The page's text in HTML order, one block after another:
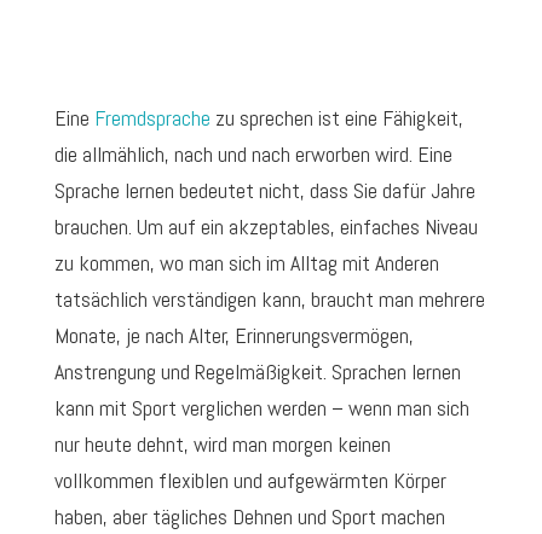
Eine Fremdsprache zu sprechen ist eine Fähigkeit,
die allmählich, nach und nach erworben wird. Eine
Sprache lernen bedeutet nicht, dass Sie dafür Jahre
brauchen. Um auf ein akzeptables, einfaches Niveau
zu kommen, wo man sich im Alltag mit Anderen
tatsächlich verständigen kann, braucht man mehrere
Monate, je nach Alter, Erinnerungsvermögen,
Anstrengung und Regelmäßigkeit. Sprachen lernen
kann mit Sport verglichen werden – wenn man sich
nur heute dehnt, wird man morgen keinen
vollkommen flexiblen und aufgewärmten Körper
haben, aber tägliches Dehnen und Sport machen